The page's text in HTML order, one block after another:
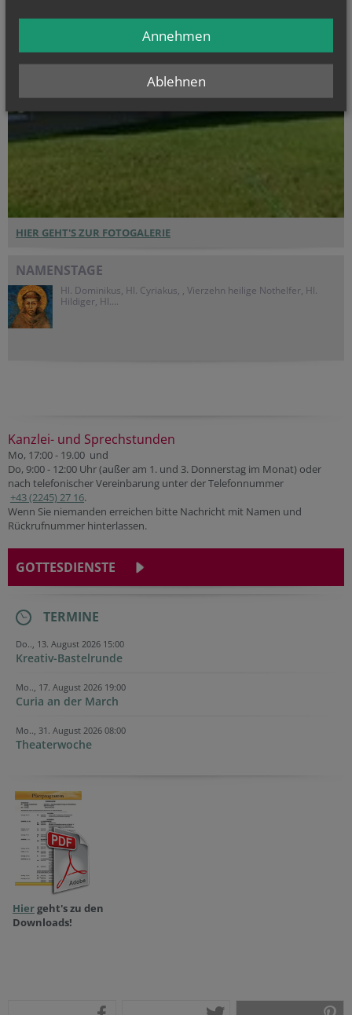
HIER GEHT'S ZUR FOTOGALERIE
NAMENSTAGE
Hl. Dominikus, Hl. Cyriakus, , Vierzehn heilige Nothelfer, Hl.
Hildiger, Hl....
Kanzlei- und Sprechstunden
Mo, 17:00 - 19.00 und
Do, 9:00 - 12:00 Uhr (außer am 1. und 3. Donnerstag im Monat) oder
nach telefonischer Vereinbarung unter der Telefonnummer
+43 (2245) 27 16.
Wenn Sie niemanden erreichen bitte Nachricht mit Namen und
Rückrufnummer hinterlassen.
GOTTESDIENSTE
TERMINE
Do.., 13. August 2026 15:00
Kreativ-Bastelrunde
Mo.., 17. August 2026 19:00
Curia an der March
Mo.., 31. August 2026 08:00
Theaterwoche
Hiergeht's zu den
Downloads!
Ablehnen
Annehmen